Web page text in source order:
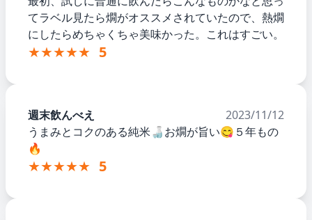
てラベル見たら燗がオススメされていたので、熱燗
にしたらめちゃくちゃ美味かった。これはすごい。
★★★★★ 5
週末飲んべえ
2023/11/12
うまみとコクのある純米🍶お燗が旨い😋５年もの
🔥
★★★★★ 5